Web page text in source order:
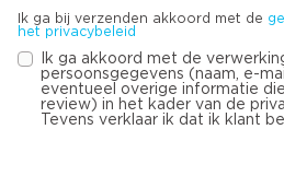
Ik ga bij verzenden akkoord met de
het privacybeleid
Ik ga akkoord met de
persoonsgegevens (naam, e-
eventueel overige informatie
review) in het kader van de
Tevens verklaar ik dat ik klant